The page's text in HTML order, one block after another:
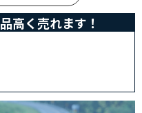
高く売れます！